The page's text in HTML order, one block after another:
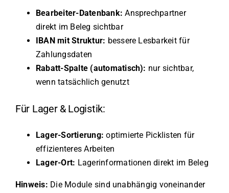
Bearbeiter-Datenbank: Ansprechpartner
direkt im Beleg sichtbar
IBAN mit Struktur: bessere Lesbarkeit für
Zahlungsdaten
Rabatt-Spalte (automatisch): nur sichtbar,
wenn tatsächlich genutzt
Für Lager & Logistik:
Lager-Sortierung: optimierte Picklisten für
effizienteres Arbeiten
Lager-Ort: Lagerinformationen direkt im Beleg
Hinweis: Die Module sind unabhängig voneinander